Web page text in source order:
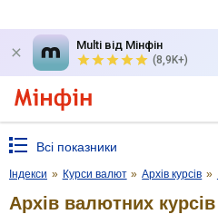
Multi від Мінфін
(8,9K+)
Всі показники
Індекси » Курси валют » Архів курсів »
Архів валютних курсів